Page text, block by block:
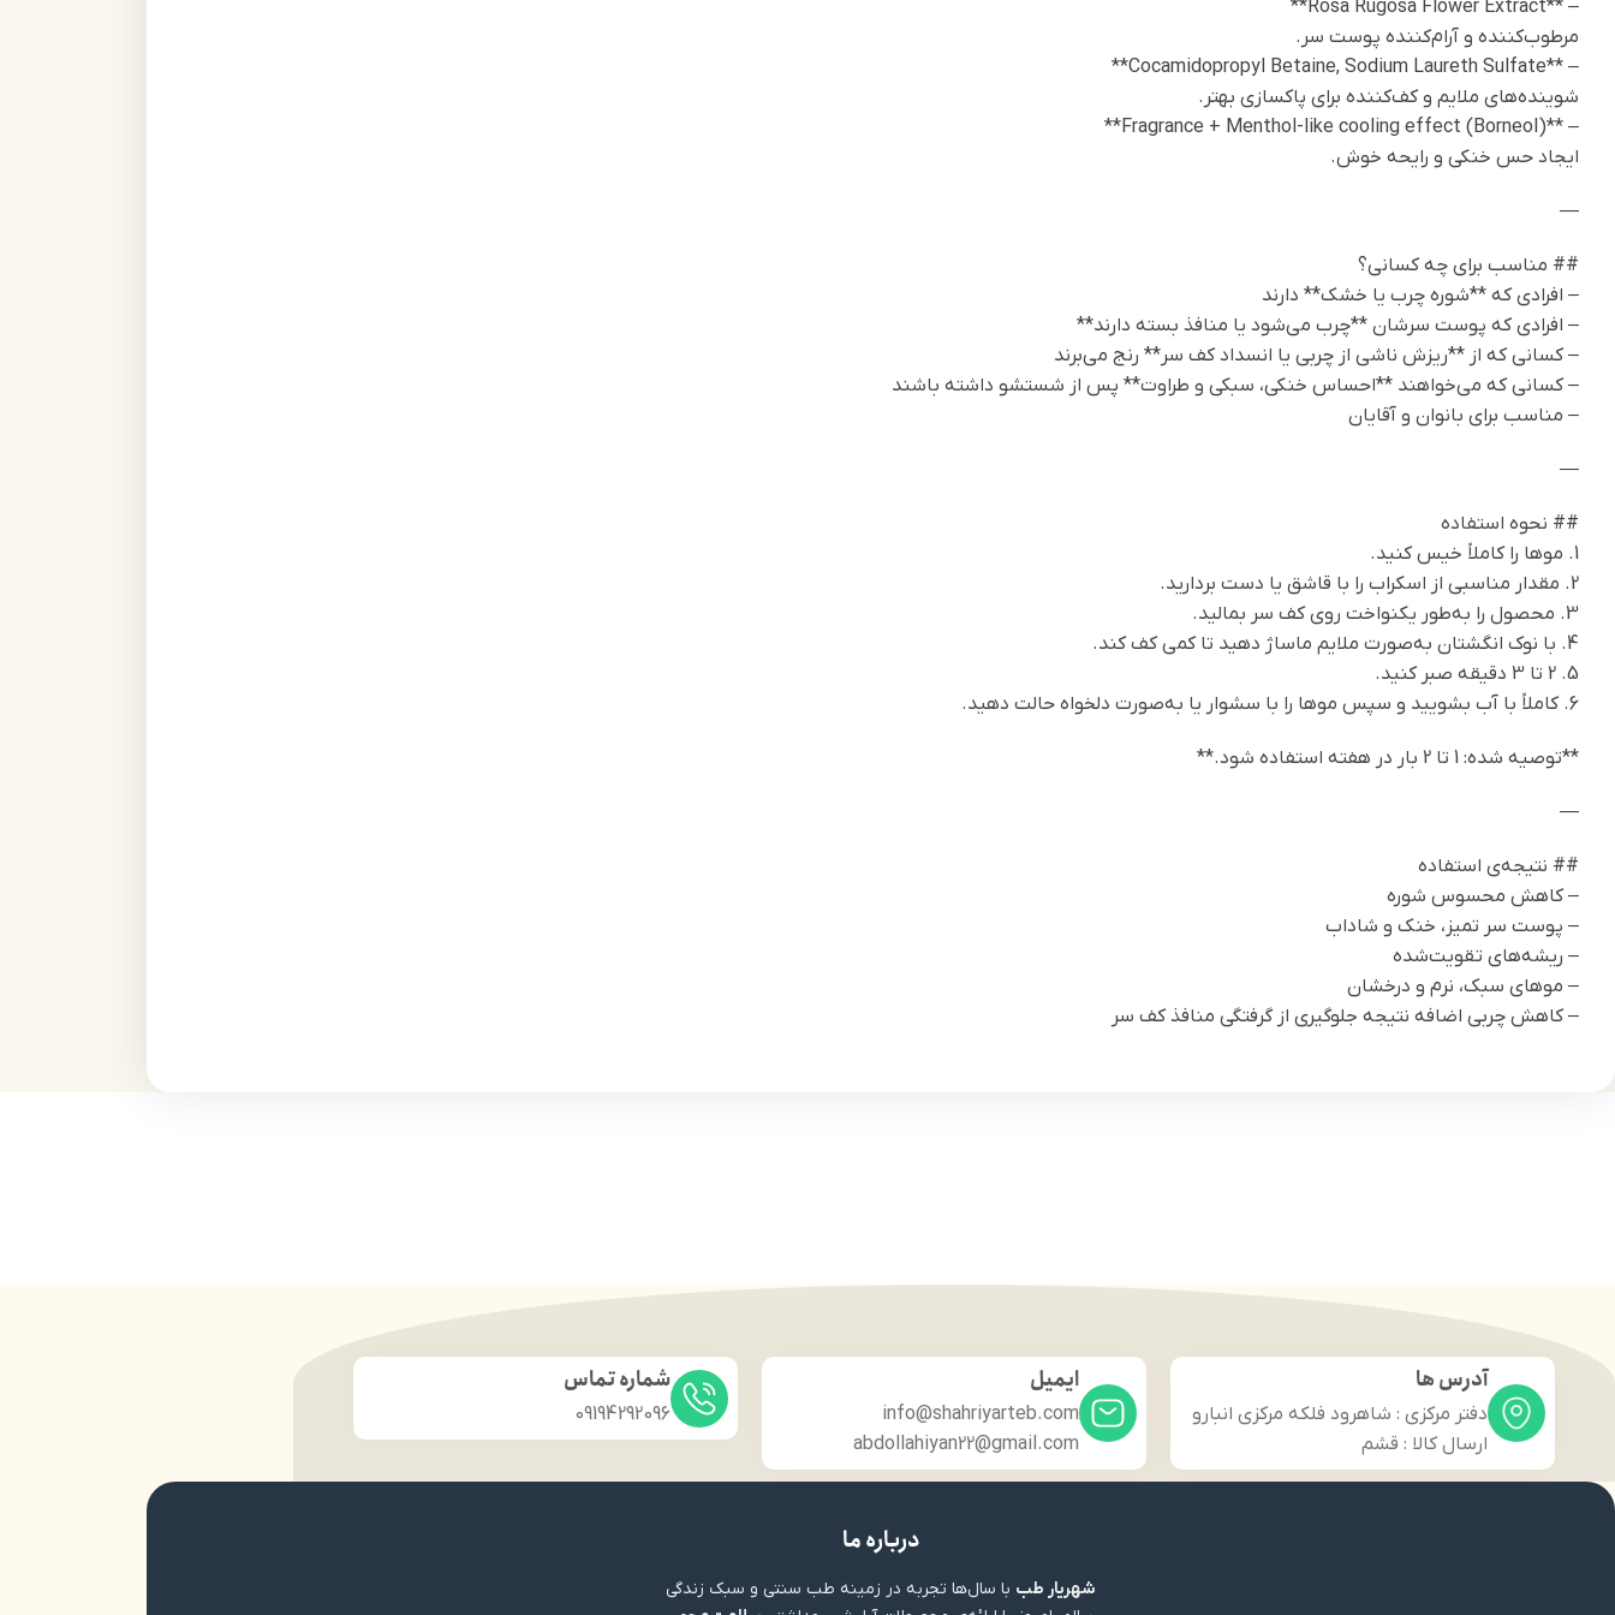
– **Rosa Rugosa Flower Extract**
مرطوب‌کننده و آرام‌کننده پوست سر.
– **Cocamidopropyl Betaine, Sodium Laureth Sulfate**
شوینده‌های ملایم و کف‌کننده برای پاکسازی بهتر.
– **Fragrance + Menthol-like cooling effect (Borneol)**
ایجاد حس خنکی و رایحه خوش.
—
## مناسب برای چه کسانی؟
– افرادی که **شوره چرب یا خشک** دارند
– افرادی که پوست سرشان **چرب می‌شود یا منافذ بسته دارند**
– کسانی که از **ریزش ناشی از چربی یا انسداد کف سر** رنج می‌برند
– کسانی که می‌خواهند **احساس خنکی، سبکی و طراوت** پس از شستشو داشته باشند
– مناسب برای بانوان و آقایان
—
## نحوه استفاده
1. موها را کاملاً خیس کنید.
2. مقدار مناسبی از اسکراب را با قاشق یا دست بردارید.
3. محصول را به‌طور یکنواخت روی کف سر بمالید.
4. با نوک انگشتان به‌صورت ملایم ماساژ دهید تا کمی کف کند.
5. 2 تا 3 دقیقه صبر کنید.
6. کاملاً با آب بشویید و سپس موها را با سشوار یا به‌صورت دلخواه حالت دهید.
**توصیه شده: 1 تا 2 بار در هفته استفاده شود.**
—
## نتیجه‌ی استفاده
– کاهش محسوس شوره
– پوست سر تمیز، خنک و شاداب
– ریشه‌های تقویت‌شده
– موهای سبک، نرم و درخشان
– کاهش چربی اضافه نتیجه جلوگیری از گرفتگی منافذ کف سر
آدرس ها
دفتر مرکزی : شاهرود فلکه مرکزی انبارو
ارسال کالا : قشم
ایمیل
info@shahriyarteb.com
abdollahiyan22@gmail.com
شماره تماس
09194292096
درباره ما
شهریار طب با سال‌ها تجربه در زمینه طب سنتی و سبک زندگی